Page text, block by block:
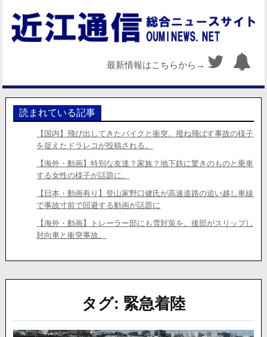
最新情報はこちらから→
読まれている記事
【国内】飛び出してきたバイクと衝突。撥ね飛ばす事故の様子
を捉えたドラレコが投稿される。
【海外・動画】特別な友達？家族？地下鉄に驚きのものと乗車
する女性の様子が話題に。
【日本・動画有り】登山家野口健氏が高速道路の追い越し車線
で事故寸前で回避する動画が話題に
【海外・動画】トレーラー部にも雪対策を。後部がスリップし
対向車と衝突事故。
タグ: 緊急着陸